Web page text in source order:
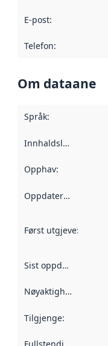
E-post:
Telefon:
Om dataane
Språk:
Innhaldsleverandørar
Opphav:
Oppdateringsfrekvens
Først utgjeve:
Sist oppdatert
Nøyaktigheit
Tilgjenge: